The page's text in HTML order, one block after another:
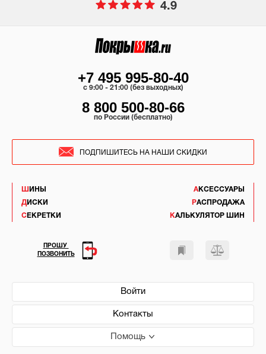
4.9
ШИНЫ
ДИСКИ
СЕКРЕТКИ
АКСЕССУАРЫ
РАСПРОДАЖА
КАЛЬКУЛЯТОР ШИН
Войти
Контакты
Помощь
+7 495 995-80-40
c 9:00 - 21:00 (без выходных)
8 800 500-80-66
по России (бесплатно)
ПОДПИШИТЕСЬ НА НАШИ СКИДКИ
ПРОШУ
ПОЗВОНИТЬ